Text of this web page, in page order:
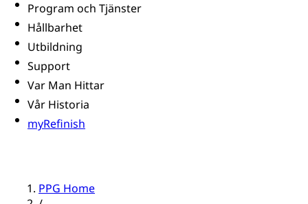
Program och Tjänster
Hållbarhet
Utbildning
Support
Var Man Hittar
Vår Historia
myRefinish
PPG Home